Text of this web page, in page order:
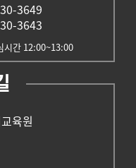
3649
3643
시간 12:00~13:00
육원